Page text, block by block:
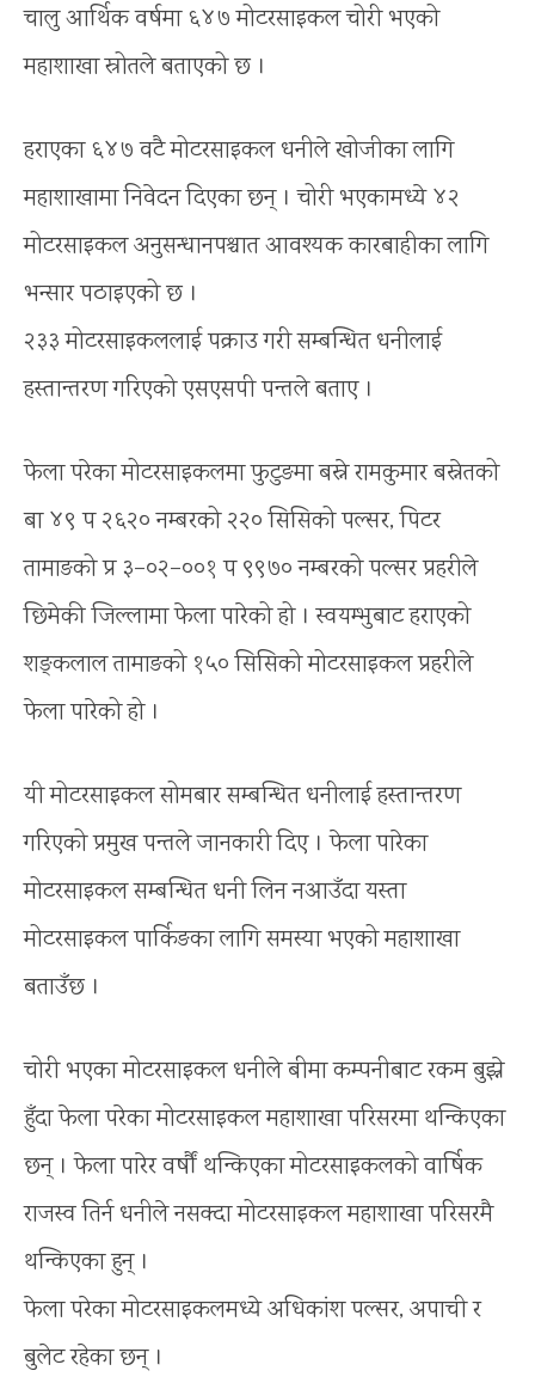
चालु आर्थिक वर्षमा ६४७ मोटरसाइकल चोरी भएको
महाशाखा स्रोतले बताएको छ ।
हराएका ६४७ वटै मोटरसाइकल धनीले खोजीका लागि
महाशाखामा निवेदन दिएका छन् । चोरी भएकामध्ये ४२
मोटरसाइकल अनुसन्धानपश्चात आवश्यक कारबाहीका लागि
भन्सार पठाइएको छ ।
२३३ मोटरसाइकललाई पक्राउ गरी सम्बन्धित धनीलाई
हस्तान्तरण गरिएको एसएसपी पन्तले बताए ।
फेला परेका मोटरसाइकलमा फुटुङमा बस्ने रामकुमार बस्नेतको
बा ४९ प २६२० नम्बरको २२० सिसिको पल्सर, पिटर
तामाङको प्र ३–०२–००१ प ९९७० नम्बरको पल्सर प्रहरीले
छिमेकी जिल्लामा फेला पारेको हो । स्वयम्भुबाट हराएको
शङ्कलाल तामाङको १५० सिसिको मोटरसाइकल प्रहरीले
फेला पारेको हो ।
यी मोटरसाइकल सोमबार सम्बन्धित धनीलाई हस्तान्तरण
गरिएको प्रमुख पन्तले जानकारी दिए । फेला पारेका
मोटरसाइकल सम्बन्धित धनी लिन नआउँदा यस्ता
मोटरसाइकल पार्किङका लागि समस्या भएको महाशाखा
बताउँछ ।
चोरी भएका मोटरसाइकल धनीले बीमा कम्पनीबाट रकम बुझ्ने
हुँदा फेला परेका मोटरसाइकल महाशाखा परिसरमा थन्किएका
छन् । फेला पारेर वर्षौं थन्किएका मोटरसाइकलको वार्षिक
राजस्व तिर्न धनीले नसक्दा मोटरसाइकल महाशाखा परिसरमै
थन्किएका हुन् ।
फेला परेका मोटरसाइकलमध्ये अधिकांश पल्सर, अपाची र
बुलेट रहेका छन् ।